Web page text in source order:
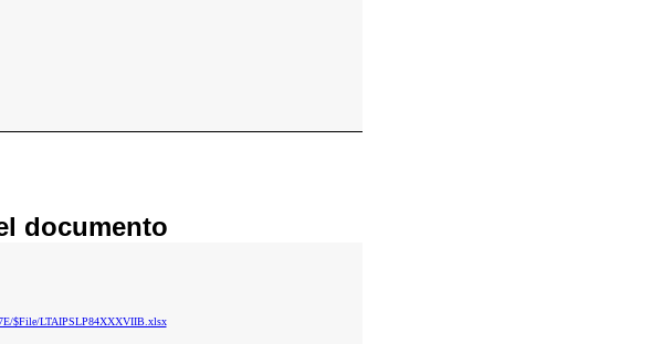
documento
$File/LTAIPSLP84XXXVIIB.xlsx